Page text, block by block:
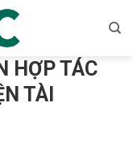
HỢP TÁC
TÀI